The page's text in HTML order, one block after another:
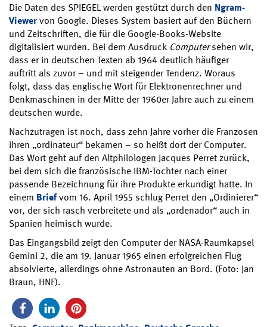
Die Daten des SPIEGEL werden gestützt durch den Ngram-
Viewervon Google. Dieses System basiert auf den Büchern
und Zeitschriften, die für die Google-Books-Website
digitalisiert wurden. Bei dem Ausdruck Computersehen wir,
dass er in deutschen Texten ab 1964 deutlich häufiger
auftritt als zuvor – und mit steigender Tendenz. Woraus
folgt, dass das englische Wort für Elektronenrechner und
Denkmaschinen in der Mitte der 1960er Jahre auch zu einem
deutschen wurde.
Nachzutragen ist noch, dass zehn Jahre vorher die Franzosen
ihren „ordinateur“ bekamen – so heißt dort der Computer.
Das Wort geht auf den Altphilologen Jacques Perret zurück,
bei dem sich die französische IBM-Tochter nach einer
passende Bezeichnung für ihre Produkte erkundigt hatte. In
einem Briefvom 16. April 1955 schlug Perret den „Ordinierer“
vor, der sich rasch verbreitete und als „ordenador“ auch in
Spanien heimisch wurde.
Das Eingangsbild zeigt den Computer der NASA-Raumkapsel
Gemini 2, die am 19. Januar 1965 einen erfolgreichen Flug
absolvierte, allerdings ohne Astronauten an Bord. (Foto: Jan
Braun, HNF).